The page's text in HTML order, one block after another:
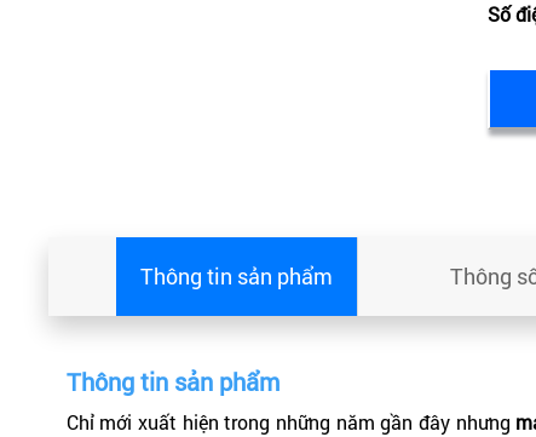
Số
Thông tin sản phẩm Thông
Thông tin sản phẩm
Chỉ mới xuất hiện trong những năm gần đây nhưng